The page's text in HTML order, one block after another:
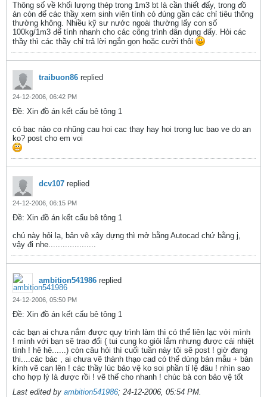
Thông số về khối lượng thép trong 1m3 bt là cần thiết đấy, trong đồ
án còn để các thầy xem sinh viên tính có đúng gần các chỉ tiêu thông
thường không. Nhiều kỹ sư nước ngoài thường lấy con số
100kg/1m3 để tính nhanh cho các công trình dân dụng đấy. Hỏi các
thầy thì các thầy chỉ trả lời ngắn gọn hoặc cười thôi
traibuon86 replied
24-12-2006, 06:42 PM
Ðề: Xin đồ án kết cấu bê tông 1
có bac nào co nhũng cau hoi cac thay hay hoi trong luc bao ve do an
ko? post cho em voi
dcv107 replied
24-12-2006, 06:15 PM
Ðề: Xin đồ án kết cấu bê tông 1
chú này hỏi lạ, bản vẽ xây dựng thì mở bằng Autocad chứ bằng j,
vậy đi nhe....................
ambition541986 replied
24-12-2006, 05:50 PM
Ðề: Xin đồ án kết cấu bê tông 1
các bạn ai chưa nắm được quy trình làm thì có thể liên lạc với mình
! mình với bạn sẽ trao đổi ( tui cung ko giỏi lắm nhưng được cái nhiệt
tình ! hê hê......) còn câu hỏi thì cuối tuần này tôi sẽ post ! giờ đang
thi....các bác , ai chưa vẽ thành thạo cad có thể dùng bản mẫu + bàn
kính vẽ can lên ! các thầy lúc bảo vệ ko soi phần tỉ lệ đâu ! nhìn sao
cho hợp lý là được rồi ! vẽ thế cho nhanh ! chúc bà con bảo vệ tốt
Last edited by ambition541986; 24-12-2006, 05:54 PM.